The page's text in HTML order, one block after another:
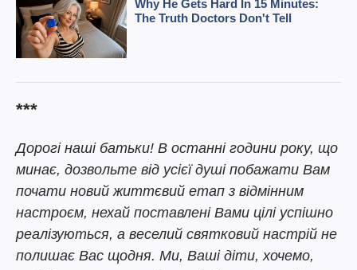
***
Дорогі наші батьки! В останні години року, що
минає, дозвольте від усієї душі побажати Вам
почати новий життєвий етап з відмінним
настроєм, нехай поставлені Вами цілі успішно
реалізуються, а веселий святковий настрій не
полишає Вас щодня. Ми, Ваші діти, хочемо,